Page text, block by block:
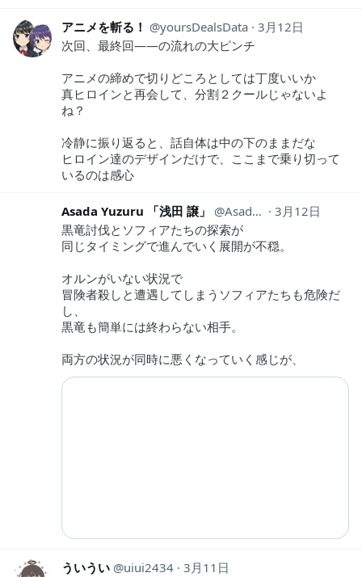
アニメを斬る！ yoursDealsData 3月12日
次回、最終回――の流れの大ピンチ
アニメの締めで切りどころとしては丁度いいか
真ヒロインと再会して、分割２クールじゃないよ
ね？
冷静に振り返ると、話自体は中の下のままだな
ヒロイン達のデザインだけで、ここまで乗り切って
いるのは感心
Asada Yuzuru 「浅田 譲」 AsadaYuzuru
3月12日
黒竜討伐とソフィアたちの探索が
同じタイミングで進んでいく展開が不穏。
オルンがいない状況で
冒険者殺しと遭遇してしまうソフィアたちも危険だ
し、
黒竜も簡単には終わらない相手。
両方の状況が同時に悪くなっていく感じが、
ういうい uiui2434 3月11日